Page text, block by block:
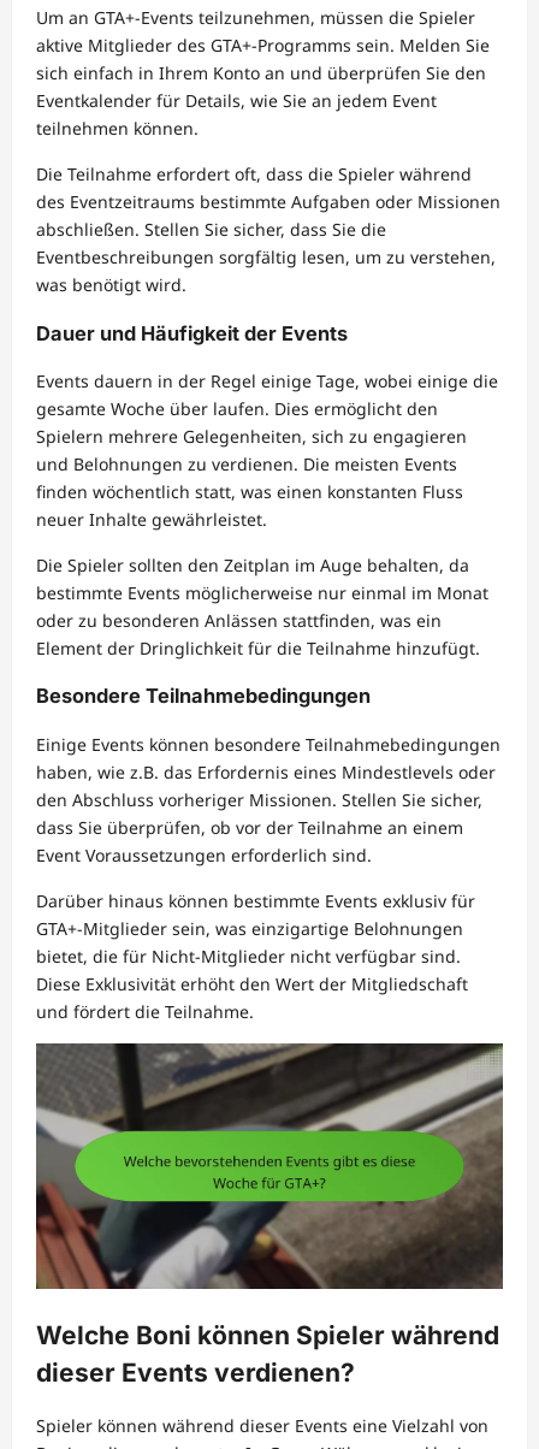
Um an GTA+-Events teilzunehmen, müssen die Spieler
aktive Mitglieder des GTA+-Programms sein. Melden Sie
sich einfach in Ihrem Konto an und überprüfen Sie den
Eventkalender für Details, wie Sie an jedem Event
teilnehmen können.
Die Teilnahme erfordert oft, dass die Spieler während
des Eventzeitraums bestimmte Aufgaben oder Missionen
abschließen. Stellen Sie sicher, dass Sie die
Eventbeschreibungen sorgfältig lesen, um zu verstehen,
was benötigt wird.
Dauer und Häufigkeit der Events
Events dauern in der Regel einige Tage, wobei einige die
gesamte Woche über laufen. Dies ermöglicht den
Spielern mehrere Gelegenheiten, sich zu engagieren
und Belohnungen zu verdienen. Die meisten Events
finden wöchentlich statt, was einen konstanten Fluss
neuer Inhalte gewährleistet.
Die Spieler sollten den Zeitplan im Auge behalten, da
bestimmte Events möglicherweise nur einmal im Monat
oder zu besonderen Anlässen stattfinden, was ein
Element der Dringlichkeit für die Teilnahme hinzufügt.
Besondere Teilnahmebedingungen
Einige Events können besondere Teilnahmebedingungen
haben, wie z.B. das Erfordernis eines Mindestlevels oder
den Abschluss vorheriger Missionen. Stellen Sie sicher,
dass Sie überprüfen, ob vor der Teilnahme an einem
Event Voraussetzungen erforderlich sind.
Darüber hinaus können bestimmte Events exklusiv für
GTA+-Mitglieder sein, was einzigartige Belohnungen
bietet, die für Nicht-Mitglieder nicht verfügbar sind.
Diese Exklusivität erhöht den Wert der Mitgliedschaft
und fördert die Teilnahme.
Welche Boni können Spieler während
dieser Events verdienen?
Spieler können während dieser Events eine Vielzahl von